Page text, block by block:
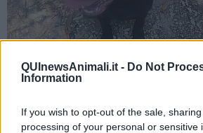
QUInewsAnimali.it - Do Not
Information
If you wish to opt-out of the sale,
processing of your personal or sensitive
Il cucciolo trovato